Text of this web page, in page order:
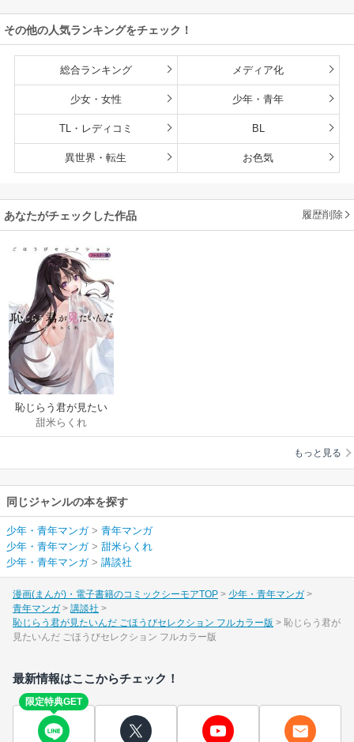
雄たちの母乳で成
長して無双します
その他の人気ランキングをチェック！
総合ランキング メディア化
少女・女性 少年・青年
TL・レディコミ BL
異世界・転生 お色気
あなたがチェックした作品 履歴削除
恥じらう君が見たい
んだ ごほうびセレク
ション フルカラー版
甜米らくれ
もっと見る
同じジャンルの本を探す
少年・青年マンガ> 青年マンガ
少年・青年マンガ> 甜米らくれ
少年・青年マンガ> 講談社
漫画(まんが)・電子書籍のコミックシーモアTOP
少年・青年マンガ
青年マンガ
講談社
恥じらう君が見たいんだ ごほうびセレクション フルカラー版
恥じらう君が
見たいんだ ごほうびセレクション フルカラー版
最新情報はここからチェック！
限定特典GET